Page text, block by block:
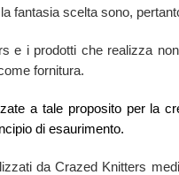
fantasia scelta sono,
e i prodotti che realizza
fornitura.
a tale proposito per la
di esaurimento.
da Crazed Knitters